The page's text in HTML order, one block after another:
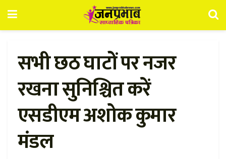
सभी छठ घाटों पर नजर
रखना सुनिश्चित करें
एसडीएम अशोक कुमार
मंडल